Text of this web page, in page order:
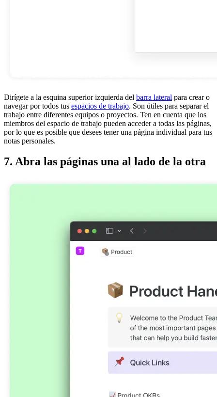
Dirígete a la esquina superior izquierda del barra lateral para crear o
navegar por todos tus espacios de trabajo. Son útiles para separar el
trabajo entre diferentes equipos o proyectos. Ten en cuenta que los
miembros del espacio de trabajo pueden acceder a todas las páginas,
por lo que es posible que desees tener una página individual para tus
notas personales.
7. Abra las páginas una al lado de la otra